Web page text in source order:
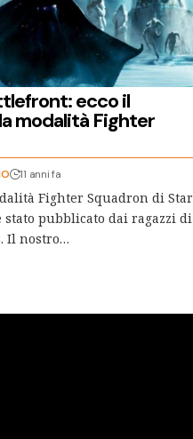
ecco il
modalità Fighter
11 anni fa
Fighter Squadron di Star
stato pubblicato dai ragazzi di
Il nostro…